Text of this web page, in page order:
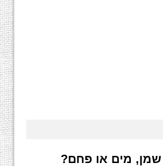
שמן, מים או פחם?